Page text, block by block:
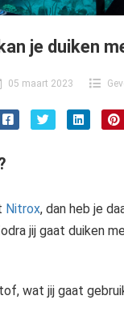
je duiken
05 maart 2023
Nitrox, dan heb je
jij gaat duiken
wat jij gaat